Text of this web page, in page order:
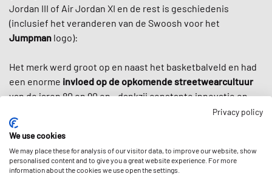
Jordan III of Air Jordan XI en de rest is geschiedenis
(inclusief het veranderen van de Swoosh voor het
Jumpman logo):
Het merk werd groot op en naast het basketbalveld en had
een enorme invloed op de opkomende streetwearcultuur
van de jaren 80 en 90 en - dankzij constante innovatie en
vooruitgang onder leiding van de legendarische ontwerper
Tinker Hatfield
Tegenwoordig staat het merk bekend om veel meer dan
basketbalschoenen: vant-shirts,hoodiestotshorts,
Jordan Brand voorziet u van uw dagelijkse dosis
Privacy policy
We use cookies
We may place these for analysis of our visitor data, to improve our website, show
personalised content and to give you a great website experience. For more
information about the cookies we use open the settings.